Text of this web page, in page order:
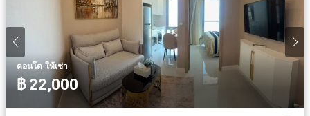
คอนโด·ให้เช่า
฿ 22,000